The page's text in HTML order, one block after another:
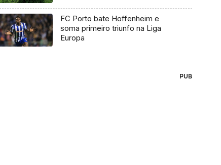
FC Porto bate Hoffenheim e
soma primeiro triunfo na Liga
Europa
PUB